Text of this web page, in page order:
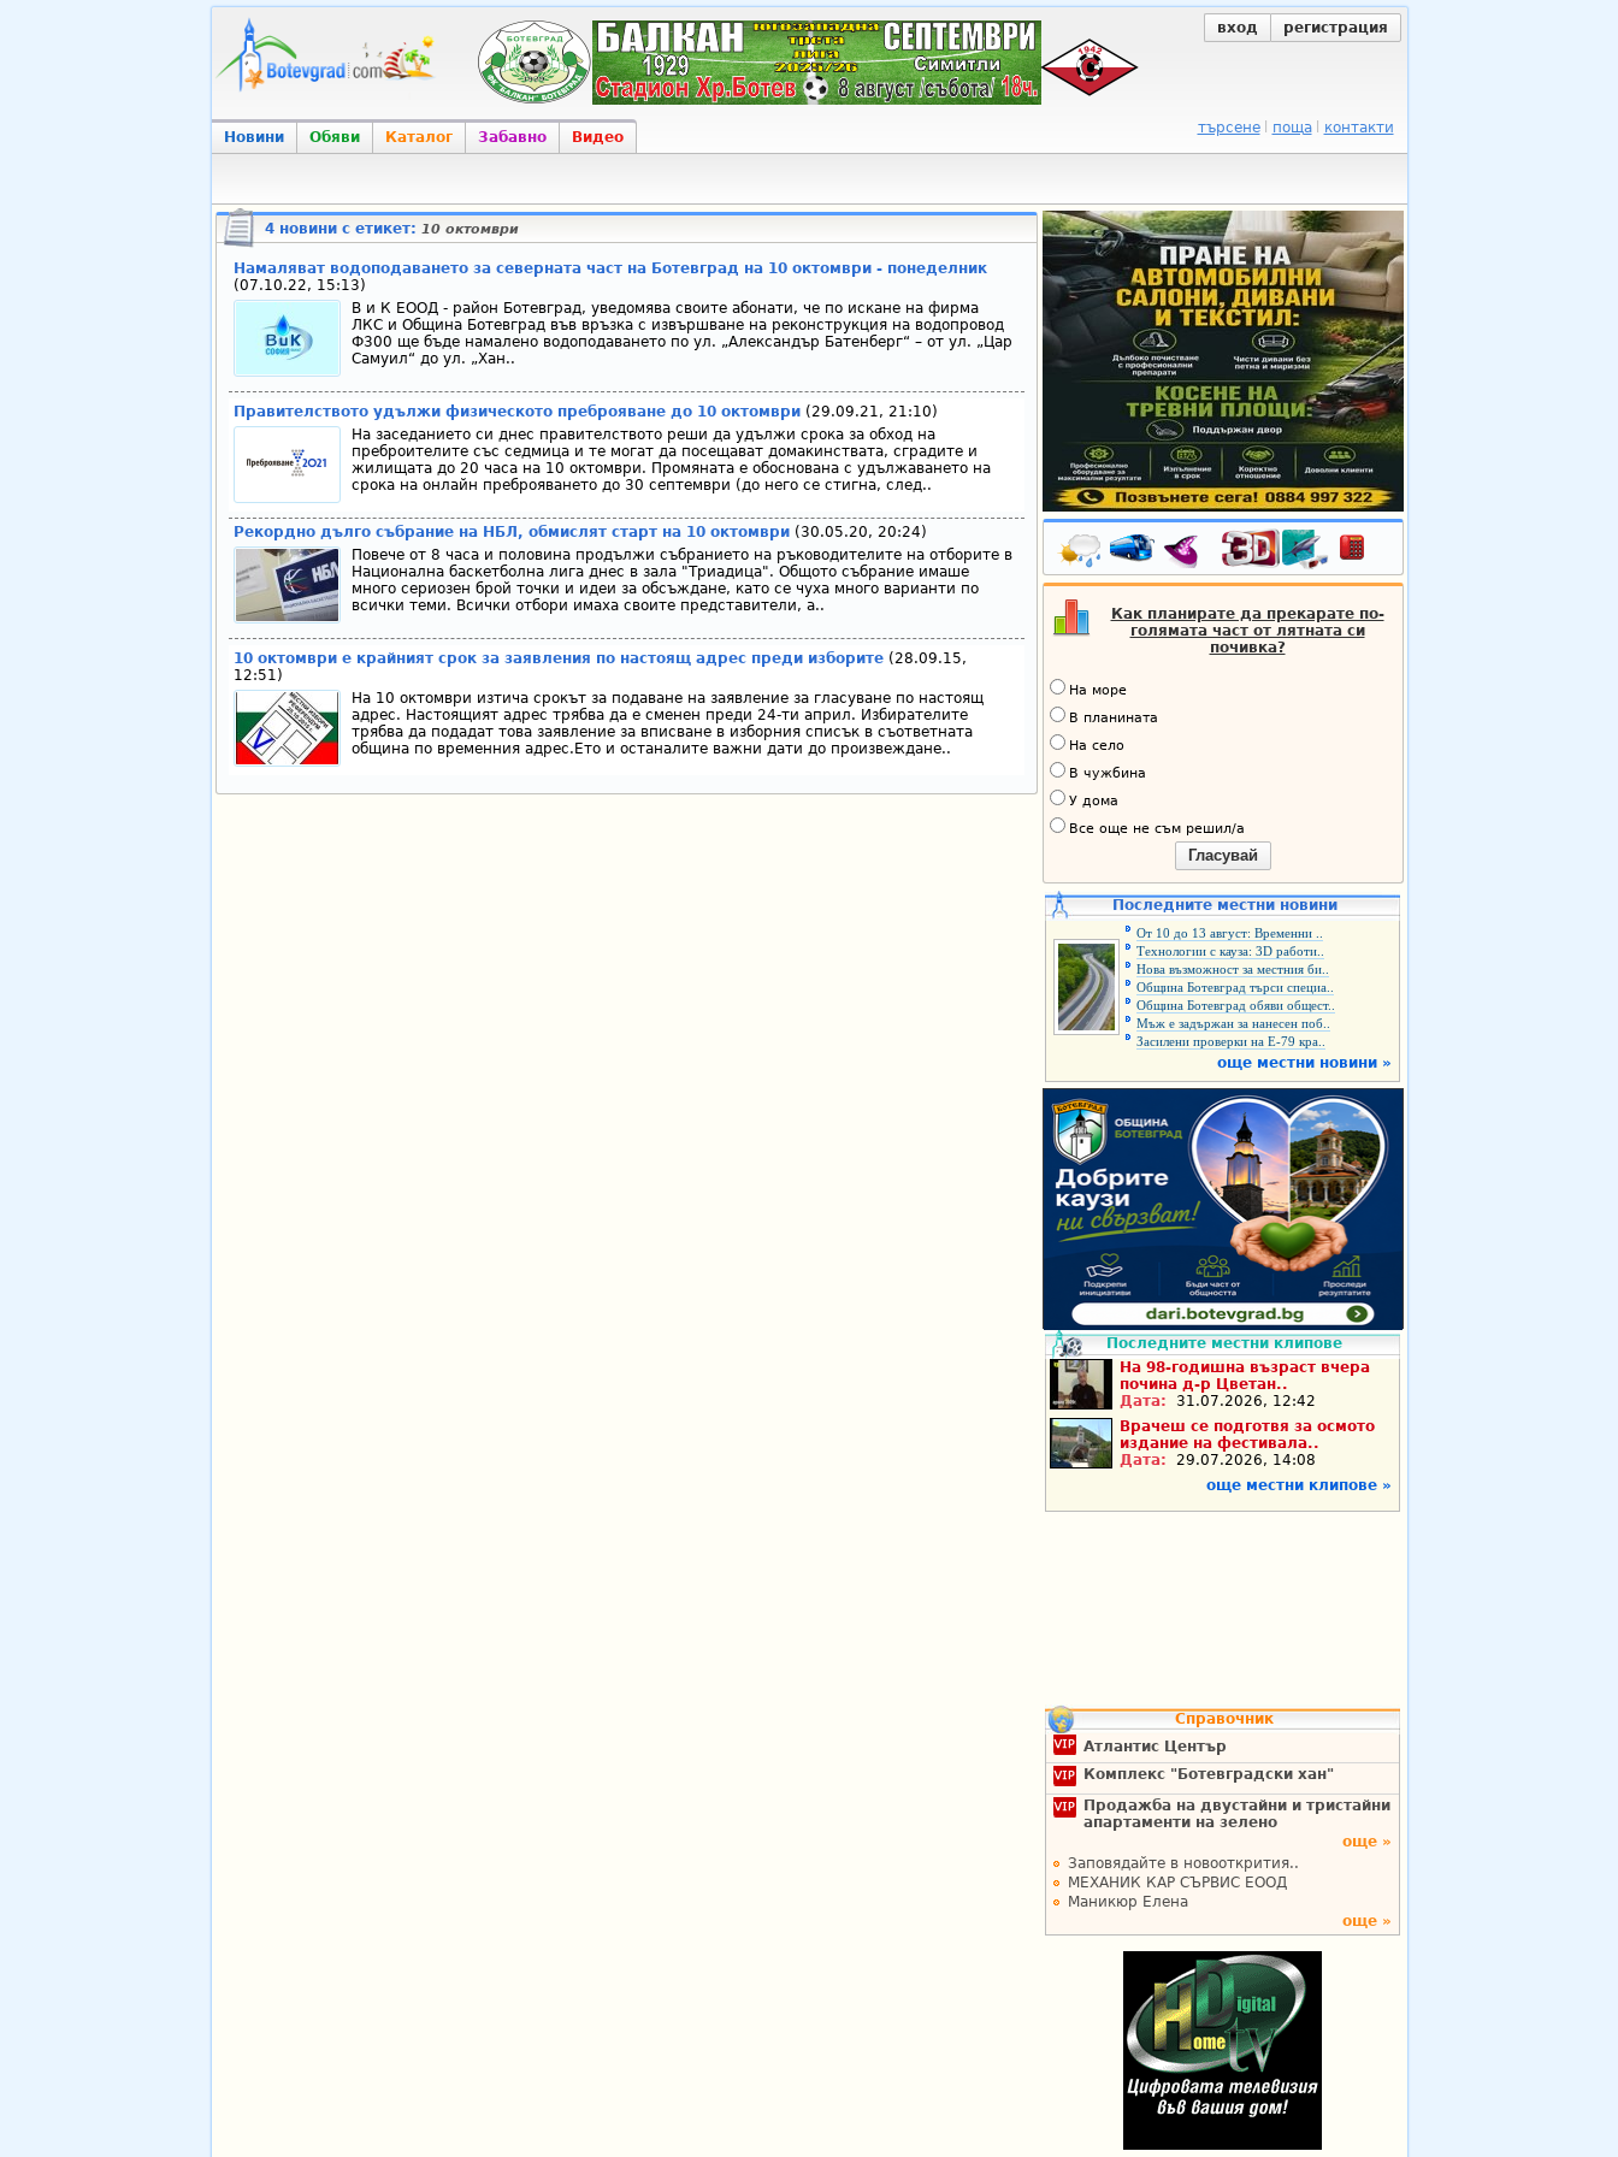
вход регистрация
Новини Обяви Каталог Забавно Видео
търсене поща контакти
4 новини с етикет: 10 октомври
Намаляват водоподаването за северната част на Ботевград на 10 октомври - понеделник
(07.10.22, 15:13)
В и К ЕООД - район Ботевград, уведомява своите абонати, че по искане на фирма
ЛКС и Община Ботевград във връзка с извършване на реконструкция на водопровод
Ф300 ще бъде намалено водоподаването по ул. „Александър Батенберг“ – от ул. „Цар
Самуил“ до ул. „Хан..
Правителството удължи физическото преброяване до 10 октомври(29.09.21, 21:10)
На заседанието си днес правителството реши да удължи срока за обход на
преброителите със седмица и те могат да посещават домакинствата, сградите и
жилищата до 20 часа на 10 октомври. Промяната е обоснована с удължаването на
срока на онлайн преброяването до 30 септември (до него се стигна, след..
Рекордно дълго събрание на НБЛ, обмислят старт на 10 октомври(30.05.20, 20:24)
Повече от 8 часа и половина продължи събранието на ръководителите на отборите в
Национална баскетболна лига днес в зала "Триадица". Общото събрание имаше
много сериозен брой точки и идеи за обсъждане, като се чуха много варианти по
всички теми. Всички отбори имаха своите представители, а..
10 октомври е крайният срок за заявления по настоящ адрес преди изборите (28.09.15,
12:51)
На 10 октомври изтича срокът за подаване на заявление за гласуване по настоящ
адрес. Настоящият адрес трябва да е сменен преди 24-ти април. Избирателите
трябва да подадат това заявление за вписване в изборния списък в съответната
община по временния адрес.Ето и останалите важни дати до произвеждане..
Как планирате да прекарате по-
голямата част от лятната си
почивка?
На море
В планината
На село
В чужбина
У дома
Все още не съм решил/а
Гласувай
Последните местни новини
От 10 до 13 август: Временни ..
Технологии с кауза: 3D работи..
Нова възможност за местния би..
Община Ботевград търси специа..
Община Ботевград обяви общест..
Мъж е задържан за нанесен поб..
Засилени проверки на Е-79 кра..
още местни новини »
Последните местни клипове
На 98-годишна възраст вчера
почина д-р Цветан..
Дата:
31.07.2026, 12:42
Врачеш се подготвя за осмото
издание на фестивала..
Дата:
29.07.2026, 14:08
още местни клипове »
Справочник
Атлантис Център
Комплекс "Ботевградски хан"
Продажба на двустайни и тристайни
апартаменти на зелено
още »
Заповядайте в новооткрития..
МЕХАНИК КАР СЪРВИС ЕООД
Маникюр Елена
още »